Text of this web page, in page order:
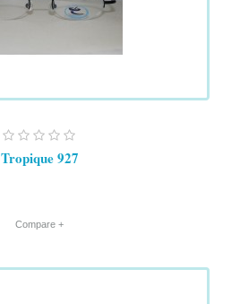
Tropique 927
+ Compare